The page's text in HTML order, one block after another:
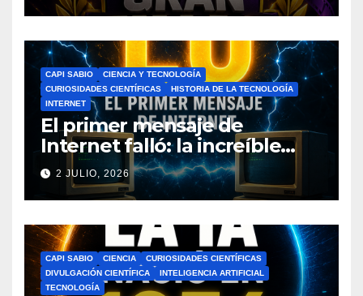
CAPI SABIO
CIENCIA Y TECNOLOGÍA
CURIOSIDADES CIENTÍFICAS
HISTORIA DE LA TECNOLOGÍA
INTERNET
El primer mensaje de
Internet falló: la increíble
historia de ARPANET que
cambió el mundo
2 JULIO, 2026
CAPI SABIO CIENCIA
CURIOSIDADES CIENTÍFICAS
DIVULGACIÓN CIENTÍFICA
INTELIGENCIA ARTIFICIAL
TECNOLOGÍA